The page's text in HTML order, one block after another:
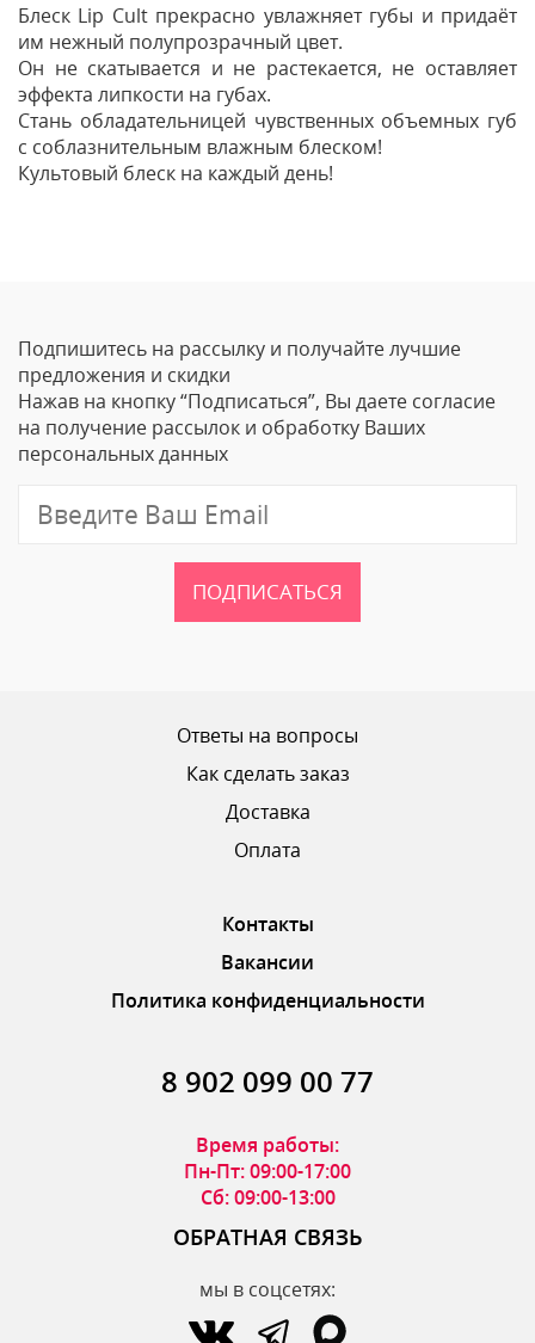
Блеск Lip Cult прекрасно увлажняет губы и придаёт
им нежный полупрозрачный цвет.
Он не скатывается и не растекается, не оставляет
эффекта липкости на губах.
Стань обладательницей чувственных объемных губ
с соблазнительным влажным блеском!
Культовый блеск на каждый день!
Ваше Имя
Email
ОТПРАВИТЬ ОТЗЫВ
Подпишитесь на рассылку и получайте лучшие
предложения и скидки
Нажав на кнопку “Подписаться”, Вы даете согласие
на получение рассылок и обработку Ваших
персональных данных
ПОДПИСАТЬСЯ
Ответы на вопросы
Как сделать заказ
Доставка
Оплата
Контакты
Вакансии
Политика конфиденциальности
8 902 099 00 77
Время работы:
Пн-Пт: 09:00-17:00
Сб: 09:00-13:00
ОБРАТНАЯ СВЯЗЬ
мы в соцсетях: